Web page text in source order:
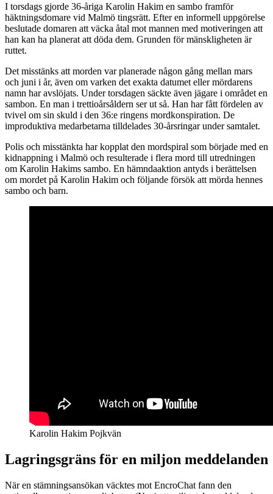
I torsdags gjorde 36-åriga Karolin Hakim en sambo framför
häktningsdomare vid Malmö tingsrätt. Efter en informell uppgörelse
beslutade domaren att väcka åtal mot mannen med motiveringen att
han kan ha planerat att döda dem. Grunden för mänskligheten är
ruttet.
Det misstänks att morden var planerade någon gång mellan mars
och juni i år, även om varken det exakta datumet eller mördarens
namn har avslöjats. Under torsdagen säckte även jägare i området en
sambon. En man i trettioårsåldern ser ut så. Han har fått fördelen av
tvivel om sin skuld i den 36:e ringens mordkonspiration. De
improduktiva medarbetarna tilldelades 30-årsringar under samtalet.
Polis och misstänkta har kopplat den mordspiral som började med en
kidnappning i Malmö och resulterade i flera mord till utredningen
om Karolin Hakims sambo. En hämndaaktion antyds i berättelsen
om mordet på Karolin Hakim och följande försök att mörda hennes
sambo och barn.
Karolin Hakim Pojkvän
Lagringsgräns för en miljon meddelanden
När en stämningsansökan väcktes mot EncroChat fann den